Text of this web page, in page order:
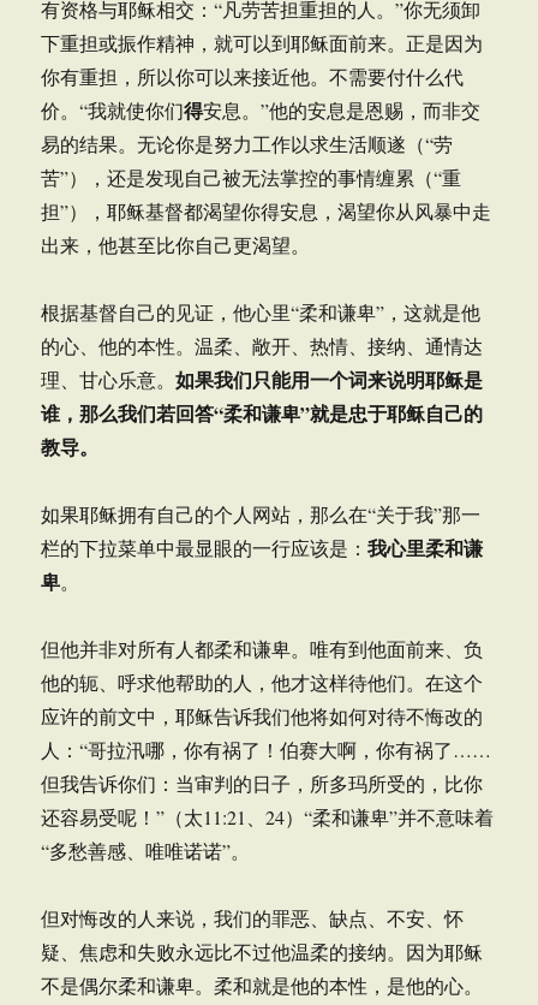
有资格与耶稣相交：“凡劳苦担重担的人。”你无须卸
下重担或振作精神，就可以到耶稣面前来。正是因为
你有重担，所以你可以来接近他。不需要付什么代
价。“我就使你们得安息。”他的安息是恩赐，而非交
易的结果。无论你是努力工作以求生活顺遂（“劳
苦”），还是发现自己被无法掌控的事情缠累（“重
担”），耶稣基督都渴望你得安息，渴望你从风暴中走
出来，他甚至比你自己更渴望。
根据基督自己的见证，他心里“柔和谦卑”，这就是他
的心、他的本性。温柔、敞开、热情、接纳、通情达
理、甘心乐意。如果我们只能用一个词来说明耶稣是
谁，那么我们若回答“柔和谦卑”就是忠于耶稣自己的
教导。
如果耶稣拥有自己的个人网站，那么在“关于我”那一
栏的下拉菜单中最显眼的一行应该是：我心里柔和谦
卑。
但他并非对所有人都柔和谦卑。唯有到他面前来、负
他的轭、呼求他帮助的人，他才这样待他们。在这个
应许的前文中，耶稣告诉我们他将如何对待不悔改的
人：“哥拉汛哪，你有祸了！伯赛大啊，你有祸了……
但我告诉你们：当审判的日子，所多玛所受的，比你
还容易受呢！”（太11:21、24）“柔和谦卑”并不意味着
“多愁善感、唯唯诺诺”。
但对悔改的人来说，我们的罪恶、缺点、不安、怀
疑、焦虑和失败永远比不过他温柔的接纳。因为耶稣
不是偶尔柔和谦卑。柔和就是他的本性，是他的心。